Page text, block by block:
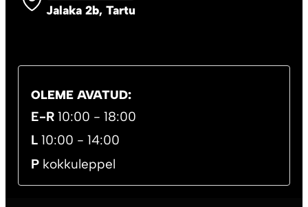
Jalaka 2b, Tartu
OLEME AVATUD:
E-R10:00 - 18:00
L10:00 - 14:00
Pkokkuleppel